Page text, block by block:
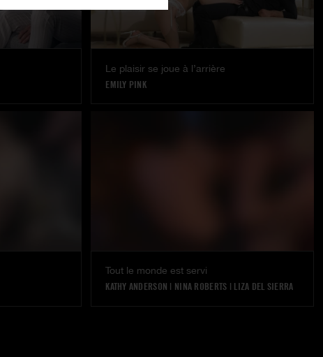
Le plaisir se joue à l’arrière
EMILY PINK
Tout le monde est servi
KATHY ANDERSON | NINA ROBERTS | LIZA DEL SIERRA